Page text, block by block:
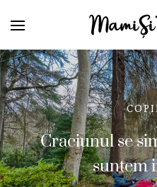
Craciunul se
suntem